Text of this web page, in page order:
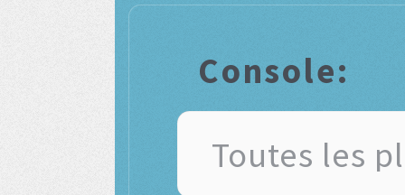
Console: